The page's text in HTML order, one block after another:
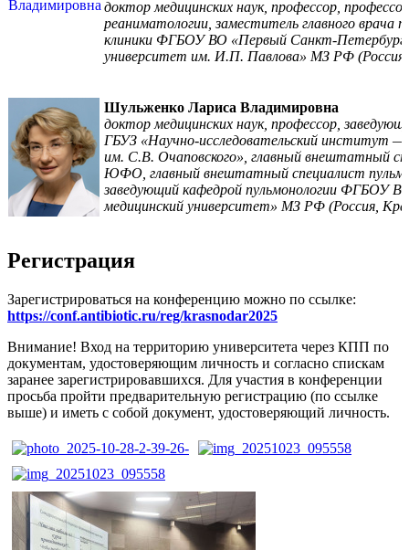
доктор медицинских наук, профессор,
реаниматологии, заместитель главного врача
клиники ФГБОУ ВО «Первый Санкт-
университет им. И.П. Павлова» МЗ РФ
Шульженко Лариса Владимировна
доктор медицинских наук, профессор,
ГБУЗ «Научно-исследовательский институт —
им. С.В. Очаповского», главный внештатный
ЮФО, главный внештатный специалист
заведующий кафедрой пульмонологии ФГБОУ
медицинский университет» МЗ РФ (Россия,
Регистрация
Зарегистрироваться на конференцию можно по ссылке:
https://conf.antibiotic.ru/reg/krasnodar2025
Внимание! Вход на территорию университета через КПП по
документам, удостоверяющим личность и согласно спискам
заранее зарегистрировавшихся. Для участия в конференции
просьба пройти предварительную регистрацию (по ссылке
выше) и иметь с собой документ, удостоверяющий личность.